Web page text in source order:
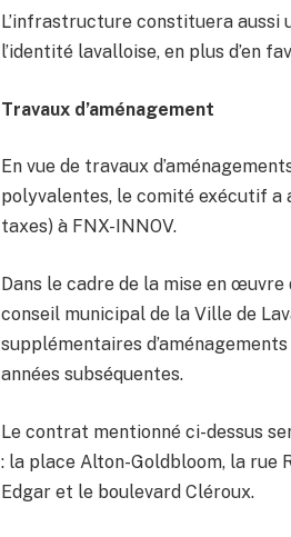
L’infrastructure constituera
l’identité lavalloise, en plus d’en
Travaux d’aménagement
En vue de travaux
polyvalentes, le comité exécutif a
taxes) à FNX-INNOV.
Dans le cadre de la mise en
conseil municipal de la Ville de
supplémentaires
années subséquentes.
Le contrat mentionné ci-dessus
: la place Alton-Goldbloom, la rue
Edgar et le boulevard Cléroux.